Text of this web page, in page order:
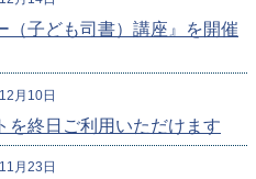
（子ども司書）講座』を開催
月10日
を終日ご利用いただけます
月23日